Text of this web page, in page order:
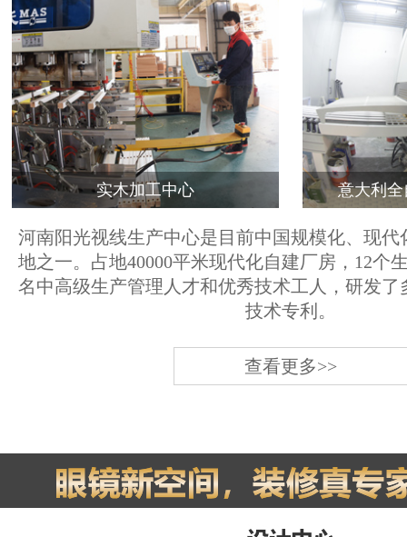
实木加工中心 意大利
河南阳光视线生产中心是目前中国规模化、现代
地之一。占地40000平米现代化自建厂房，12个
名中高级生产管理人才和优秀技术工人，研发了
技术专利。
查看更多>>